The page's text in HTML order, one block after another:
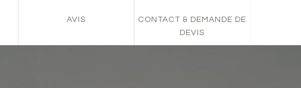
AVIS
CONTACT & DEMANDE DE
DEVIS